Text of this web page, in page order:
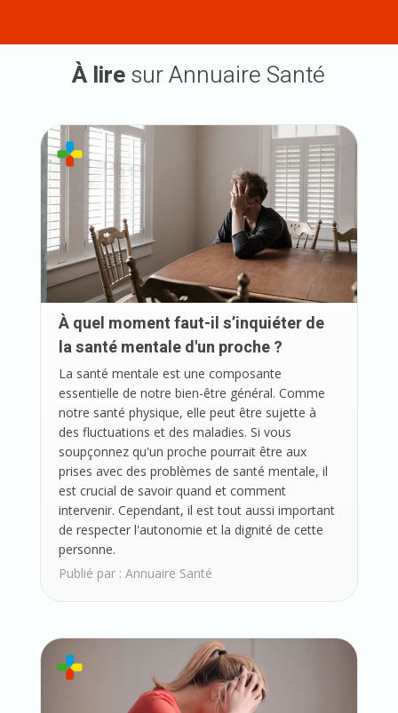
À liresur Annuaire Santé
À quel moment faut-il s’inquiéter de
la santé mentale d'un proche ?
La santé mentale est une composante
essentielle de notre bien-être général. Comme
notre santé physique, elle peut être sujette à
des fluctuations et des maladies. Si vous
soupçonnez qu'un proche pourrait être aux
prises avec des problèmes de santé mentale, il
est crucial de savoir quand et comment
intervenir. Cependant, il est tout aussi important
de respecter l'autonomie et la dignité de cette
personne.
Publié par : Annuaire Santé